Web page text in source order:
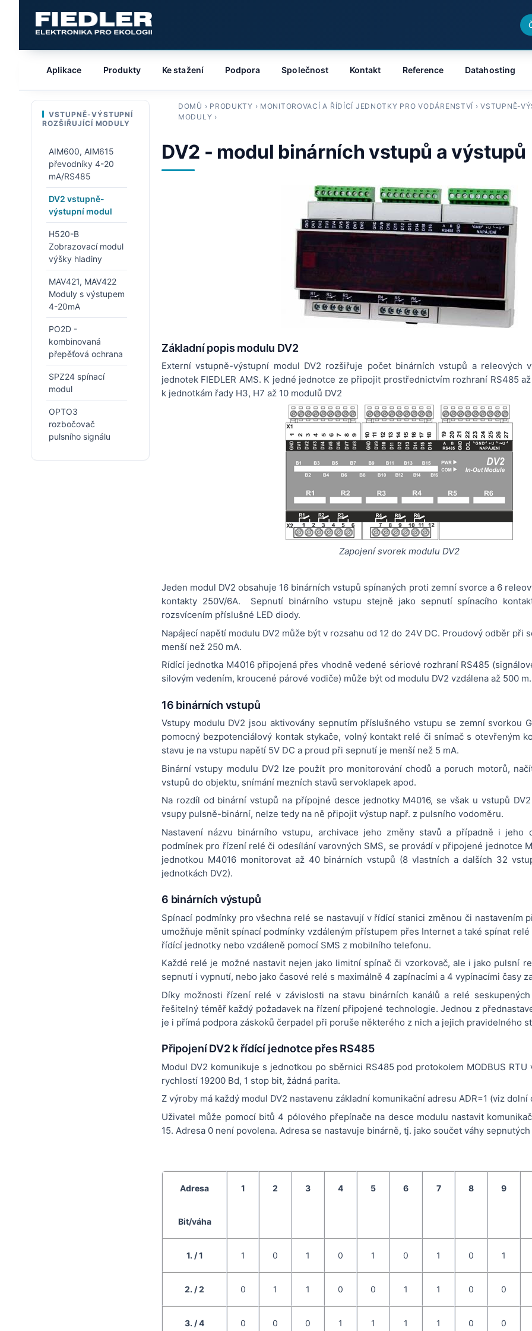
DOMŮ › PRODUKTY › MONITOROVACÍ A ŘÍDÍCÍ JEDNOTKY PRO VODÁRENSTVÍ ›VSTUPNĚ-
MODULY ›
DV2 - modul binárních vstupů a výstupů
Základní popis modulu DV2
Externí vstupně-výstupní modul DV2 rozšiřuje počet binárních vstupů a releových
jednotek FIEDLER AMS. K jedné jednotce ze připojit prostřednictvím rozhraní RS485
k jednotkám řady H3, H7 až 10 modulů DV2
Zapojení svorek modulu DV2
Jeden modul DV2 obsahuje 16 binárních vstupů spínaných proti zemní svorce a 6
kontakty 250V/6A. Sepnutí binárního vstupu stejně jako sepnutí spínacího
rozsvícením příslušné LED diody.
Napájecí napětí modulu DV2 může být v rozsahu od 12 do 24V DC. Proudový odběr při
menší než 250 mA.
Rídící jednotka M4016 připojená přes vhodně vedené sériové rozhraní RS485
silovým vedením, kroucené párové vodiče) může být od modulu DV2 vzdálena až 500 m.
16 binárních vstupů
Vstupy modulu DV2 jsou aktivovány sepnutím příslušného vstupu se zemní svorkou
pomocný bezpotenciálový kontak stykače, volný kontakt relé či snímač s otevřeným
stavu je na vstupu napětí 5V DC a proud při sepnutí je menší než 5 mA.
Binární vstupy modulu DV2 lze použít pro monitorování chodů a poruch motorů,
vstupů do objektu, snímání mezních stavů servoklapek apod.
Na rozdíl od binární vstupů na přípojné desce jednotky M4016, se však u vstupů
vsupy pulsně-binární, nelze tedy na ně připojit výstup např. z pulsního vodoměru.
Nastavení názvu binárního vstupu, archivace jeho změny stavů a případně i jeho
podmínek pro řízení relé či odesílání varovných SMS, se provádí v připojené jednotce
jednotkou M4016 monitorovat až 40 binárních vstupů (8 vlastních a dalších 32
jednotkách DV2).
6 binárních výstupů
Spínací podmínky pro všechna relé se nastavují v řídící stanici změnou či nastavením
umožňuje měnit spínací podmínky vzdáleným přístupem přes Internet a také spínat
řídící jednotky nebo vzdáleně pomocí SMS z mobilního telefonu.
Každé relé je možné nastavit nejen jako limitní spínač či vzorkovač, ale i jako pulsní
sepnutí i vypnutí, nebo jako časové relé s maximálně 4 zapínacími a 4 vypínacími časy
Díky možnosti řízení relé v závislosti na stavu binárních kanálů a relé
řešitelný téměř každý požadavek na řízení připojené technologie. Jednou z
je i přímá podpora záskoků čerpadel při poruše některého z nich a jejich pravidelného
Připojení DV2 k řídící jednotce přes RS485
Modul DV2 komunikuje s jednotkou po sběrnici RS485 pod protokolem MODBUS RTU
rychlostí 19200 Bd, 1 stop bit, žádná parita.
Z výroby má každý modul DV2 nastavenu základní komunikační adresu ADR=1 (viz dolní
Uživatel může pomocí bitů 4 pólového přepínače na desce modulu nastavit
15. Adresa 0 není povolena. Adresa se nastavuje binárně, tj. jako součet váhy
Adresa
Bit/váha
1 2 3 4 5 6 7 8 9
1. / 1 1 0 1 0 1 0 1 0 1
2. / 2 0 1 1 0 0 1 1 0 0
3. / 4 0 0 0 1 1 1 1 0 0
Aplikace Produkty Ke stažení Podpora Společnost Kontakt Reference Datahosting
VSTUPNĚ-VÝSTUPNÍ
ROZŠIŘUJÍCÍ MODULY
AIM600, AIM615
převodníky 4-20
mA/RS485
DV2 vstupně-
výstupní modul
H520-B
Zobrazovací modul
výšky hladiny
MAV421, MAV422
Moduly s výstupem
4-20mA
PO2D -
kombinovaná
přepěťová ochrana
SPZ24 spínací
modul
OPTO3
rozbočovač
pulsního signálu